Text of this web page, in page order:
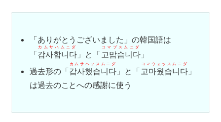
「ありがとうございました」の韓国語は
「감사합니다
カムサハムニダ
」と「 고맙습니다
コマプスムニダ
」
過去形の「갑사했습니다
カムサヘッスムニダ
」と「 고마웠습니다
コマウォッスムニダ
」
は過去のことへの感謝に使う